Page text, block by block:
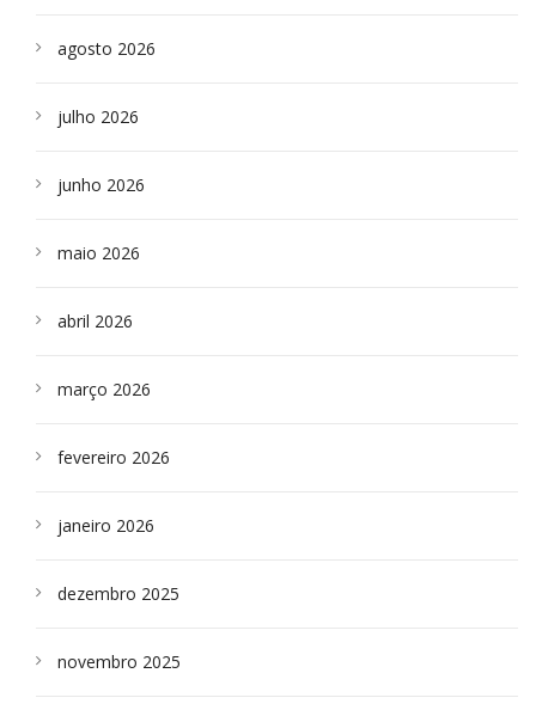
agosto 2026
julho 2026
junho 2026
maio 2026
abril 2026
março 2026
fevereiro 2026
janeiro 2026
dezembro 2025
novembro 2025